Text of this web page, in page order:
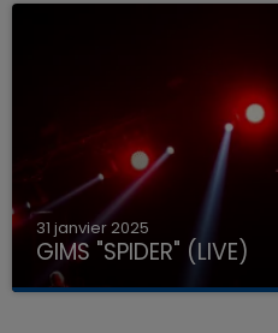
31 janvier 2025
GIMS "SPIDER" (LIVE)